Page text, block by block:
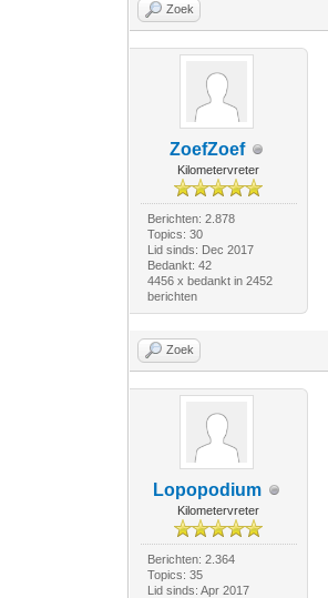
Zoek
ZoefZoef
Kilometervreter
Berichten: 2.878
Topics: 30
Lid sinds: Dec 2017
Bedankt: 42
4456 x bedankt in 2452
berichten
Zoek
Lopopodium
Kilometervreter
Berichten: 2.364
Topics: 35
Lid sinds: Apr 2017